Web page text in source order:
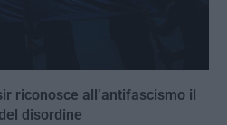
riconosce all’antifascismo il
disordine